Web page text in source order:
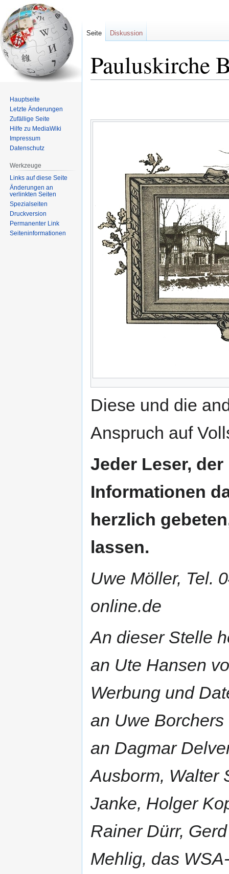
Pauluskirche
Diese und die
Anspruch auf
Jeder Leser,
Informationen
herzlich
lassen.
Uwe Möller, Tel.
online.de
An dieser Stelle
an Ute Hansen
Werbung und
an Uwe
an Dagmar
Ausborm, Walter
Janke, Holger
Rainer Dürr,
Mehlig, das
Seite Diskussion
Hauptseite
Letzte Änderungen
Zufällige Seite
Hilfe zu MediaWiki
Impressum
Datenschutz
Werkzeuge
Links auf diese Seite
Änderungen an
verlinkten Seiten
Spezialseiten
Druckversion
Permanenter Link
Seiten­informationen